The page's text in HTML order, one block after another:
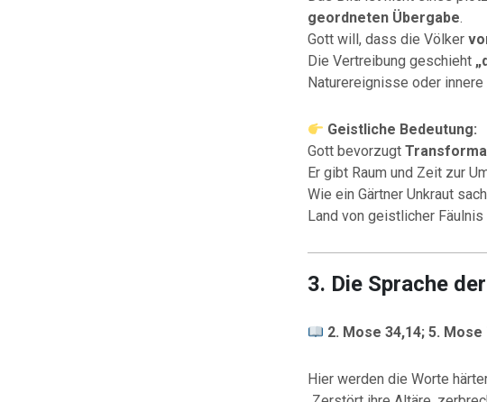
geordneten Übergabe.
Gott will, dass die Völker
Die Vertreibung geschieht
Naturereignisse oder
Geistliche Bedeutung:
Gott bevorzugt
Er gibt Raum und Zeit zur
Wie ein Gärtner Unkraut
Land von geistlicher Fäulnis
3. Die Sprache
2. Mose 34,14; 5. Mose
Hier werden die Worte